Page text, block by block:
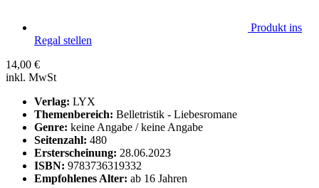
Produkt ins
Regal stellen
14,00 €
inkl. MwSt
Verlag: LYX
Themenbereich: Belletristik - Liebesromane
Genre: keine Angabe / keine Angabe
Seitenzahl: 480
Ersterscheinung: 28.06.2023
ISBN: 9783736319332
Empfohlenes Alter: ab 16 Jahren